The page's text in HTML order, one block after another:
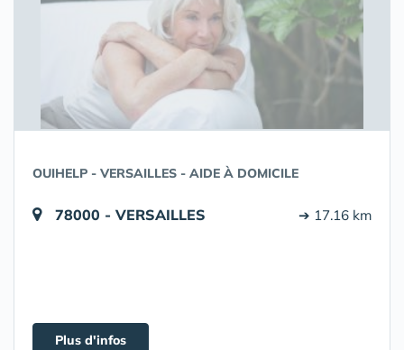
OUIHELP - VERSAILLES - AIDE À DOMICILE
78000 - VERSAILLES ➔ 17.16 km
Plus d'infos